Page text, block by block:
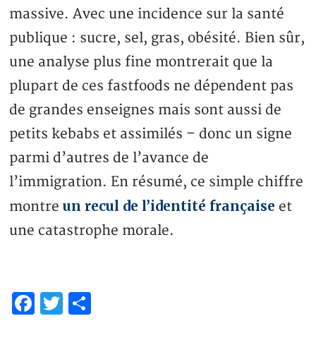
massive. Avec une incidence sur la santé
publique : sucre, sel, gras, obésité. Bien sûr,
une analyse plus fine montrerait que la
plupart de ces fastfoods ne dépendent pas
de grandes enseignes mais sont aussi de
petits kebabs et assimilés – donc un signe
parmi d’autres de l’avance de
l’immigration. En résumé, ce simple chiffre
montreun recul de l’identité française et
une catastrophe morale.
Facebook
Twitter